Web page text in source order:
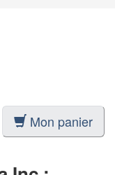
Mon panier